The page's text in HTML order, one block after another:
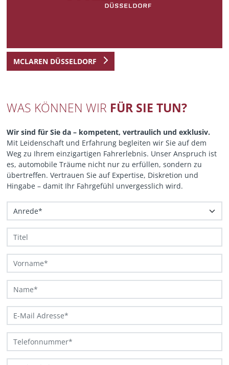
MCLAREN DÜSSELDORF
WAS KÖNNEN WIR FÜR SIE TUN?
Wir sind für Sie da – kompetent, vertraulich und exklusiv.
Mit Leidenschaft und Erfahrung begleiten wir Sie auf dem
Weg zu Ihrem einzigartigen Fahrerlebnis. Unser Anspruch ist
es, automobile Träume nicht nur zu erfüllen, sondern zu
übertreffen. Vertrauen Sie auf Expertise, Diskretion und
Hingabe – damit Ihr Fahrgefühl unvergesslich wird.